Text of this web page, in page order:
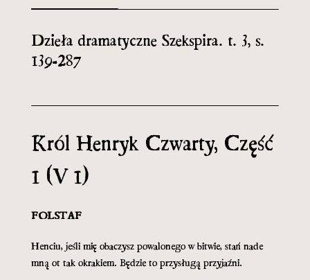
Dzieła dramatyczne Szekspira. t. 3, s.
139-287
Król Henryk Czwarty, Część
1 (V 1)
FOLSTAF
Henciu, jeśli mię obaczysz powalonego w bitwie, stań nade
mną ot tak okrakiem. Będzie to przysługą przyjaźni.